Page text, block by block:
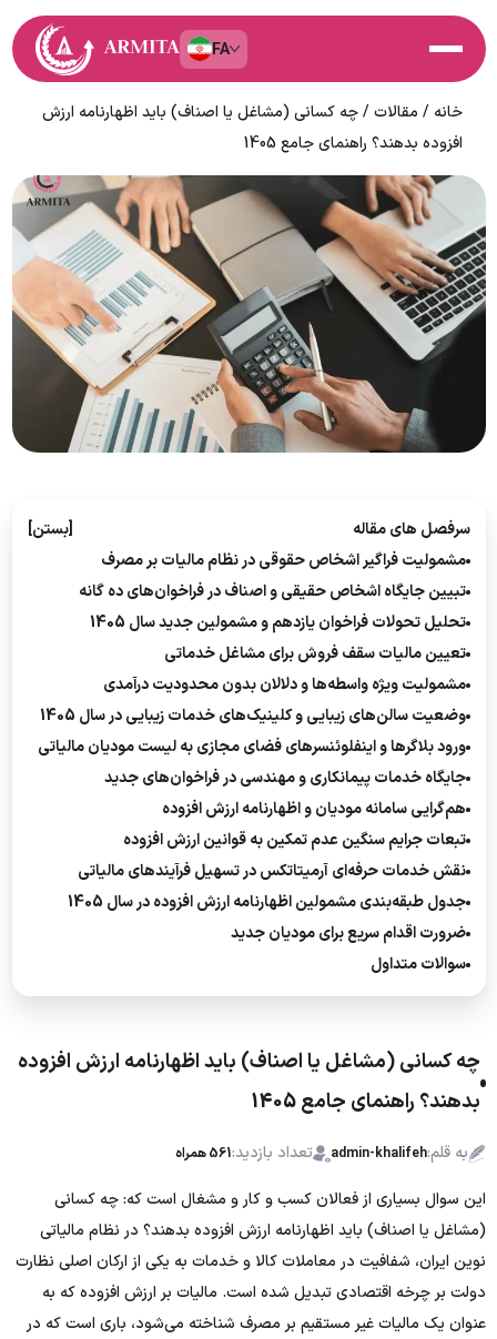
FA
خانه / مقالات/چه کسانی (مشاغل یا اصناف) باید اظهارنامه ارزش
افزوده بدهند؟ راهنمای جامع 1405
سرفصل های مقاله
[بستن]
مشمولیت فراگیر اشخاص حقوقی در نظام مالیات بر مصرف
تبیین جایگاه اشخاص حقیقی و اصناف در فراخوان‌های ده گانه
تحلیل تحولات فراخوان یازدهم و مشمولین جدید سال 1405
تعیین مالیات سقف فروش برای مشاغل خدماتی
مشمولیت ویژه واسطه‌ها و دلالان بدون محدودیت درآمدی
وضعیت سالن‌های زیبایی و کلینیک‌های خدمات زیبایی در سال 1405
ورود بلاگرها و اینفلوئنسرهای فضای مجازی به لیست مودیان مالیاتی
جایگاه خدمات پیمانکاری و مهندسی در فراخوان‌های جدید
هم‌گرایی سامانه مودیان و اظهارنامه ارزش افزوده
تبعات جرایم سنگین عدم تمکین به قوانین ارزش افزوده
نقش خدمات حرفه‌ای آرمیتاتکس در تسهیل فرآیندهای مالیاتی
جدول طبقه‌بندی مشمولین اظهارنامه ارزش افزوده در سال 1405
ضرورت اقدام سریع برای مودیان جدید
سوالات متداول
چه کسانی (مشاغل یا اصناف) باید اظهارنامه ارزش افزوده
بدهند؟ راهنمای جامع 1405
به قلم:admin-khalifeh تعداد بازدید:561 همراه
این سوال بسیاری از فعالان کسب و کار و مشغال است که: چه کسانی
(مشاغل یا اصناف) باید اظهارنامه ارزش افزوده بدهند؟ در نظام مالیاتی
نوین ایران، شفافیت در معاملات کالا و خدمات به یکی از ارکان اصلی نظارت
دولت بر چرخه اقتصادی تبدیل شده است. مالیات بر ارزش افزوده که به
عنوان یک مالیات غیر مستقیم بر مصرف شناخته می‌شود، باری است که در